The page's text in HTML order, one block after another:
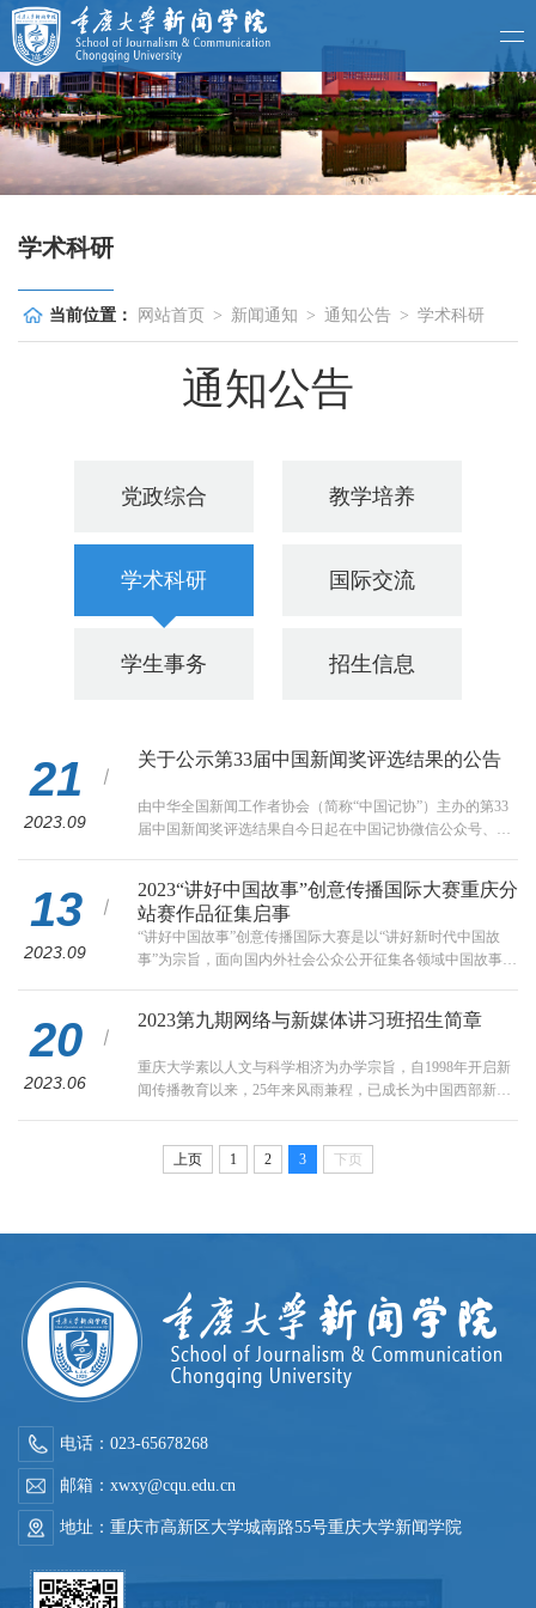
学术科研
当前位置： 网站首页 > 新闻通知 > 通知公告 > 学术科研
通知公告
党政综合 教学培养
学术科研 国际交流
学生事务 招生信息
21
2023.09
关于公示第33届中国新闻奖评选结果的公告
由中华全国新闻工作者协会（简称“中国记协”）主办的第33
届中国新闻奖评选结果自今日起在中国记协微信公众号、中
2023年9月27日。在此期间，社会各界可通过电话、传真、信
函或电子邮件等方式发表意见。中国记协评奖办公室将认真
受理，按照《评选办法》规定对有关举报进行核查，并提出
处理意见报评委会主任会议决定。中...
13
2023.09
2023“讲好中国故事”创意传播国际大赛重庆分
站赛作品征集启事
“讲好中国故事”创意传播国际大赛是以“讲好新时代中国故
事”为宗旨，面向国内外社会公众公开征集各领域中国故事、
庆市人民政府新闻办公室、当代中国与世界研究院、中国互
部科学城重庆高新区管委会主办，重庆大学新闻学院、重庆
高新区融媒体中心、上游新闻...
20
2023.06
2023第九期网络与新媒体讲习班招生简章
重庆大学素以人文与科学相济为办学宗旨，自1998年开启新
闻传播教育以来，25年来风雨兼程，已成长为中国西部新闻
展，重庆大学新闻学院、重庆大学社会科学学部联合中国新
上页 1 2 3 下页
电话：023-65678268
邮箱：xwxy@cqu.edu.cn
地址：重庆市高新区大学城南路55号重庆大学新闻学院